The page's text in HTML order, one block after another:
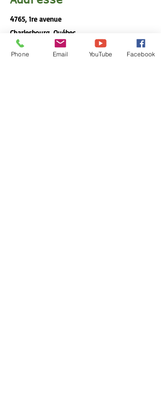
4765, 1re avenue
Charlesbourg, Québec
Local S90
Phone Email YouTube Facebook